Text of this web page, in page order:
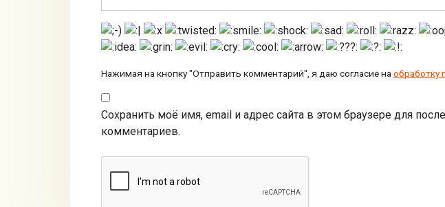
Нажимая на кнопку "Отправить комментарий", я даю согласие наобработку
Сохранить моё имя, email и адрес сайта в этом браузере для
комментариев.